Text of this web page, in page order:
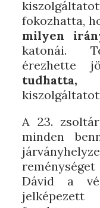
fokozhatta,
milyen
katonái.
érezhette
A 23.
minden
Dávid a